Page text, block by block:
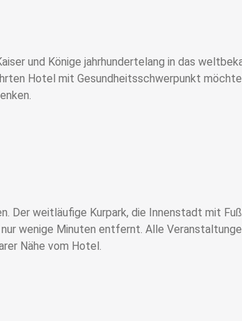
und Könige jahrhundertelang in das
Hotel mit Gesundheitsschwerpunkt
Der weitläufige Kurpark, die Innenstadt mit
wenige Minuten entfernt. Alle
Nähe vom Hotel.